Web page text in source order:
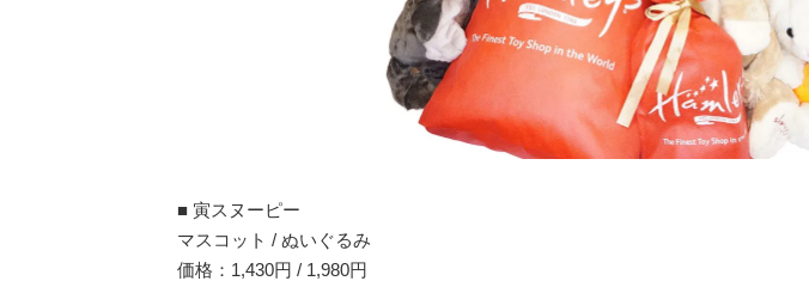
■ 寅スヌーピー
マスコット / ぬいぐるみ
価格：1,430円 / 1,980円